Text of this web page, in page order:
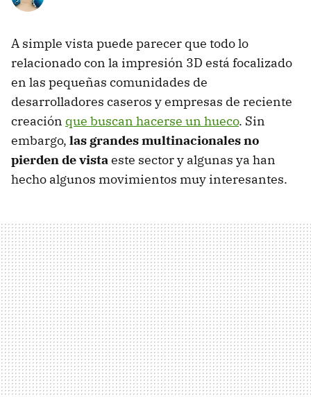
A simple vista puede parecer que todo lo
relacionado con la impresión 3D está focalizado
en las pequeñas comunidades de
desarrolladores caseros y empresas de reciente
creación que buscan hacerse un hueco. Sin
embargo, las grandes multinacionales no
pierden de vista este sector y algunas ya han
hecho algunos movimientos muy interesantes.